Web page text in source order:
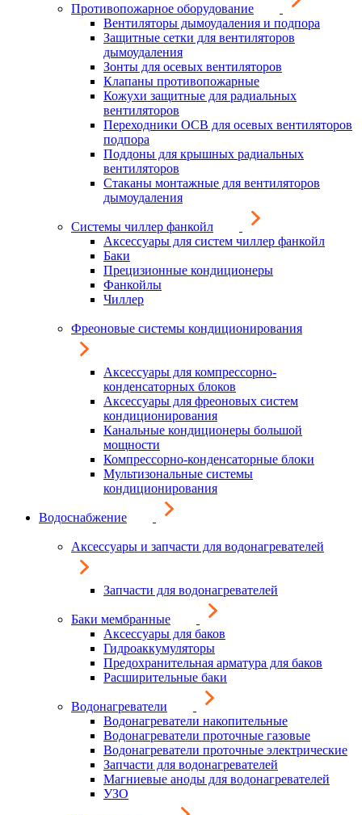
Противопожарное оборудование
Вентиляторы дымоудаления и подпора
Защитные сетки для вентиляторов
дымоудаления
Зонты для осевых вентиляторов
Клапаны противопожарные
Кожухи защитные для радиальных
вентиляторов
Переходники ОСВ для осевых вентиляторов
подпора
Поддоны для крышных радиальных
вентиляторов
Стаканы монтажные для вентиляторов
дымоудаления
Системы чиллер фанкойл
Аксессуары для систем чиллер фанкойл
Баки
Прецизионные кондиционеры
Фанкойлы
Чиллер
Фреоновые системы кондиционирования
Аксессуары для компрессорно-
конденсаторных блоков
Аксессуары для фреоновых систем
кондиционирования
Канальные кондиционеры большой
мощности
Компрессорно-конденсаторные блоки
Мультизональные системы
кондиционирования
Водоснабжение
Аксессуары и запчасти для водонагревателей
Запчасти для водонагревателей
Баки мембранные
Аксессуары для баков
Гидроаккумуляторы
Предохранительная арматура для баков
Расширительные баки
Водонагреватели
Водонагреватели накопительные
Водонагреватели проточные газовые
Водонагреватели проточные электрические
Запчасти для водонагревателей
Магниевые аноды для водонагревателей
УЗО